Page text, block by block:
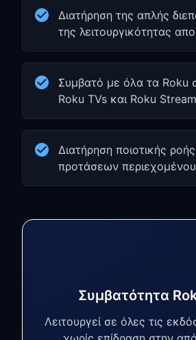
Διατήρηση της απλής
της λειτουργικότητας
Συμβατό με όλα τα Roku
Roku TVs και Roku
Διατήρηση ποιοτικής
προτάσεων
Συμβατότητα
Λειτουργεί σε όλες τις